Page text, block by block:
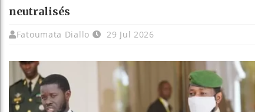
neutralisés
Fatoumata Diallo 29 Jul 2026